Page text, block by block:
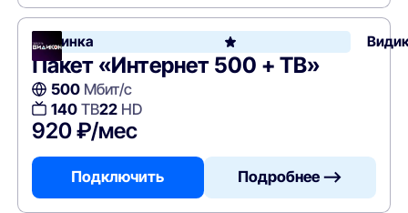
Новинка
Пакет «Интернет 500 + ТВ»
500Мбит/с
140ТВ22HD
920 ₽/мес
Подключить Подробнее —>